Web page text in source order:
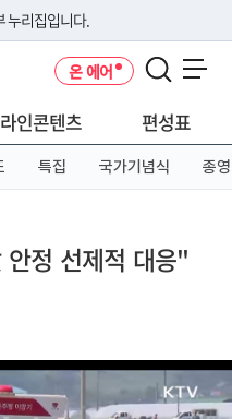
누리집입니다.
소를 사용하고 있다면 아래 URL에
온 에어
인콘텐츠 편성표
특집 국가기념식 종영
정 선제적 대응"